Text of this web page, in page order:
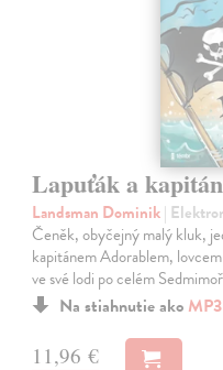
Lapuťák a
Landsman Dominik|
Čeněk, obyčejný malý kluk,
kapitánem Adorablem,
ve své lodi po celém
Na stiahnutie ako MP3
11,96 €